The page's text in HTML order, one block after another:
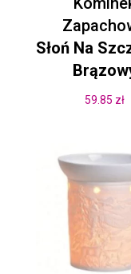
Słoń Na
59.85 zł